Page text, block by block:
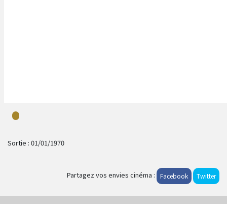
Sortie : 01/01/1970
Partagez vos envies cinéma : Facebook Twitter